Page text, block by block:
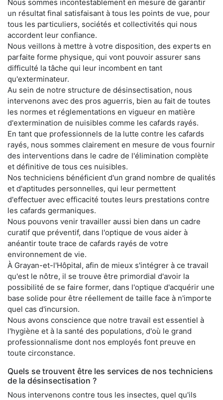
Nous sommes incontestablement en mesure de garantir
un résultat final satisfaisant à tous les points de vue, pour
tous les particuliers, sociétés et collectivités qui nous
accordent leur confiance.
Nous veillons à mettre à votre disposition, des experts en
parfaite forme physique, qui vont pouvoir assurer sans
difficulté la tâche qui leur incombent en tant
qu'exterminateur.
Au sein de notre structure de désinsectisation, nous
intervenons avec des pros aguerris, bien au fait de toutes
les normes et réglementations en vigueur en matière
d'extermination de nuisibles comme les cafards rayés.
En tant que professionnels de la lutte contre les cafards
rayés, nous sommes clairement en mesure de vous fournir
des interventions dans le cadre de l'élimination complète
et définitive de tous ces nuisibles.
Nos techniciens bénéficient d'un grand nombre de qualités
et d'aptitudes personnelles, qui leur permettent
d'effectuer avec efficacité toutes leurs prestations contre
les cafards germaniques.
Nous pouvons venir travailler aussi bien dans un cadre
curatif que préventif, dans l'optique de vous aider à
anéantir toute trace de cafards rayés de votre
environnement de vie.
À Grayan-et-l'Hôpital, afin de mieux s'intégrer à ce travail
qu'est le nôtre, il se trouve être primordial d'avoir la
possibilité de se faire former, dans l'optique d'acquérir une
base solide pour être réellement de taille face à n'importe
quel cas d'incursion.
Nous avons conscience que notre travail est essentiel à
l'hygiène et à la santé des populations, d'où le grand
professionnalisme dont nos employés font preuve en
toute circonstance.
Quels se trouvent être les services de nos techniciens
de la désinsectisation ?
Nous intervenons contre tous les insectes, quel qu'ils